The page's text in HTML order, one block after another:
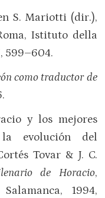
S. Mariotti (dir.),
Istituto della
599–604.
como traductor de
y los mejores
la evolución del
Tovar & J. C.
de Horacio,
1994,